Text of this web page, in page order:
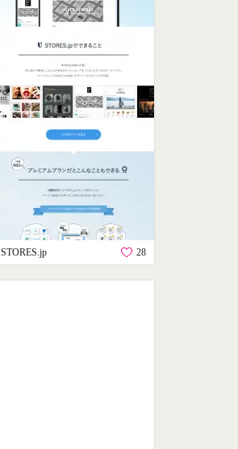
STORES.jp 28